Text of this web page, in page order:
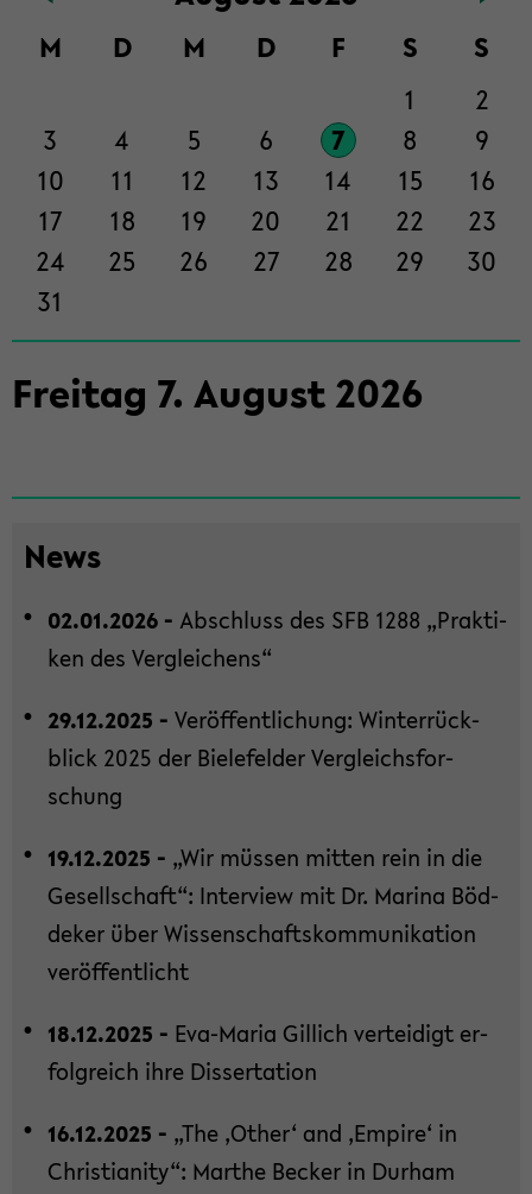
halt
seln
M D M D F S
S
1
2
3
4 5 6 7 8
9
10
11 12 13 14 15
16
17
18 19 20 21 22
23
24
25 26 27 28 29
30
31
Frei­tag 7. Au­gust2026
News
02.01.2026 - Ab­schluss des SFB 1288 „Prak­ti­
ken des Ver­glei­chens“
29.12.2025 - Ver­öf­fent­li­chung: Win­ter­rück­
blick 2025 der Bie­le­fel­der Ver­gleichs­for­
schung
19.12.2025 - „Wir müs­sen mit­ten rein in die
Ge­sell­schaft“: In­ter­view mit Dr. Ma­ri­na Böd­
de­ker über Wis­sen­schafts­kom­mu­ni­ka­ti­on
ver­öf­fent­licht
18.12.2025 - Eva-​Maria Gil­lich ver­tei­digt er­
folg­reich ihre Dis­ser­ta­ti­on
16.12.2025 - „The ‚Other‘ and ‚Em­pi­re‘ in
Chris­tia­ni­ty“: Mar­the Be­cker in Durham